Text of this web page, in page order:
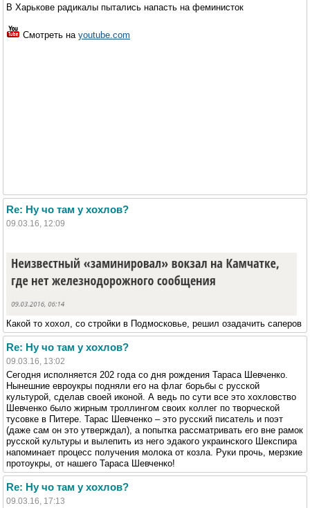
В Харькове радикалы пытались напасть на феминисток
Смотреть на youtube.com
Re: Ну чо там у хохлов?
09.03.16, 12:09
Какой то хохол, со стройки в Подмосковье, решил озадачить саперов
Re: Ну чо там у хохлов?
09.03.16, 13:02
Сегодня исполняется 202 года со дня рождения Тараса Шевченко.
Нынешние евроукры подняли его на флаг борьбы с русской
культурой, сделав своей иконой. А ведь по сути все это хохловство
Шевченко было жирным троллингом своих коллег по творческой
тусовке в Питере. Тарас Шевченко – это русский писатель и поэт
(даже сам он это утверждал), а попытка рассматривать его вне рамок
русской культуры и вылепить из него эдакого украинского Шекспира
напоминает процесс получения молока от козла. Руки прочь, мерзкие
протоукры, от нашего Тараса Шевченко!
Re: Ну чо там у хохлов?
09.03.16, 17:13